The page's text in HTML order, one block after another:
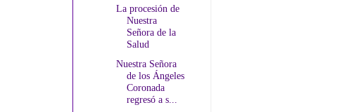
La procesión de
Nuestra
Señora de la
Salud
Nuestra Señora
de los Ángeles
Coronada
regresó a s...